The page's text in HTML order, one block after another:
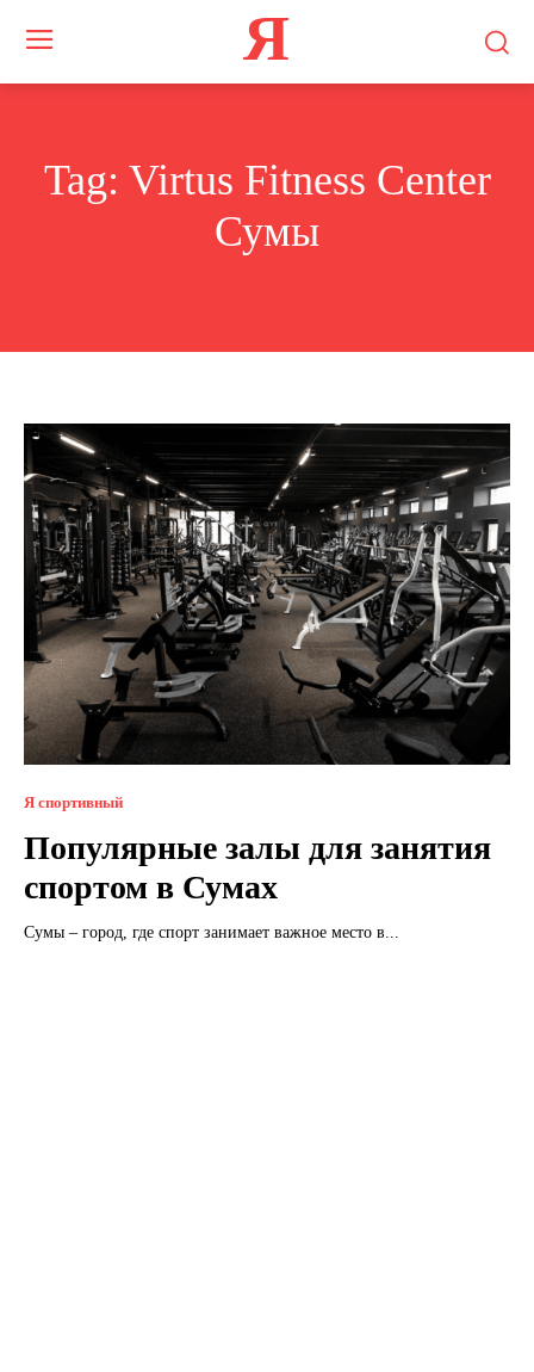
Я
Tag: Virtus Fitness Center
Сумы
Я спортивный
Популярные залы для занятия
спортом в Сумах
Сумы – город, где спорт занимает важное место в...